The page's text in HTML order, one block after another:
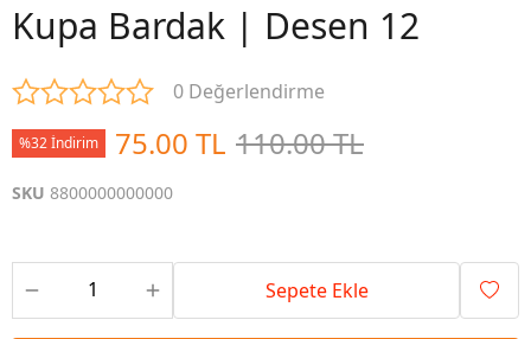
Kupa Bardak | Desen 12
0 Değerlendirme
%32 İndirim 75.00 TL 110.00 TL
SKU 8800000000000
Sepete Ekle